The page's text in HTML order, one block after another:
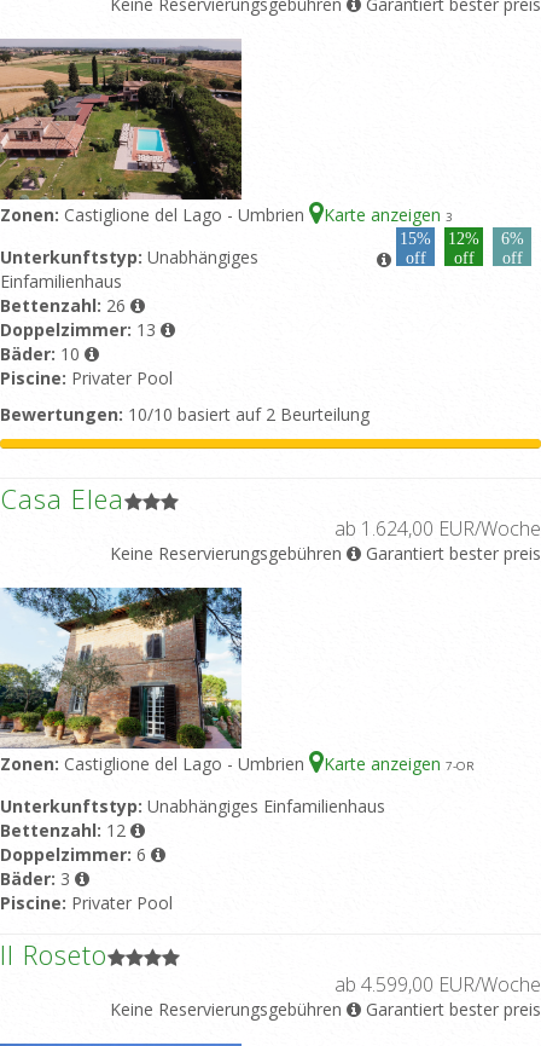
Zonen: Castiglione del Lago - Umbrien Karte anzeigen 3
15%
off
12%
off
6%
off
Unterkunftstyp: Unabhängiges
Einfamilienhaus
Bettenzahl: 26
Doppelzimmer: 13
Bäder: 10
Piscine: Privater Pool
Bewertungen: 10/10 basiert auf 2 Beurteilung
Casa Elea
ab 1.624,00 EUR/Woche
Keine Reservierungsgebühren Garantiert bester preis
Zonen: Castiglione del Lago - Umbrien Karte anzeigen 7-OR
Unterkunftstyp: Unabhängiges Einfamilienhaus
Bettenzahl: 12
Doppelzimmer: 6
Bäder: 3
Piscine: Privater Pool
Il Roseto
ab 4.599,00 EUR/Woche
Keine Reservierungsgebühren Garantiert bester preis